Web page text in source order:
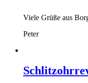
Viele Grüße aus
Peter